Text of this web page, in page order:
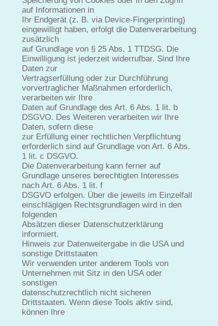
auf Informationen in
Ihr Endgerät (z. B. via Device-Fingerprinting)
eingewilligt haben, erfolgt die Datenverarbeitung
zusätzlich
auf Grundlage von § 25 Abs. 1 TTDSG. Die
Einwilligung ist jederzeit widerrufbar. Sind Ihre
Daten zur
Vertragserfüllung oder zur Durchführung
vorvertraglicher Maßnahmen erforderlich,
verarbeiten wir Ihre
Daten auf Grundlage des Art. 6 Abs. 1 lit. b
DSGVO. Des Weiteren verarbeiten wir Ihre
Daten, sofern diese
zur Erfüllung einer rechtlichen Verpflichtung
erforderlich sind auf Grundlage von Art. 6 Abs.
1 lit. c DSGVO.
Die Datenverarbeitung kann ferner auf
Grundlage unseres berechtigten Interesses
nach Art. 6 Abs. 1 lit. f
DSGVO erfolgen. Über die jeweils im Einzelfall
einschlägigen Rechtsgrundlagen wird in den
folgenden
Absätzen dieser Datenschutzerklärung
informiert.
Hinweis zur Datenweitergabe in die USA und
sonstige Drittstaaten
Wir verwenden unter anderem Tools von
Unternehmen mit Sitz in den USA oder
sonstigen
datenschutzrechtlich nicht sicheren
Drittstaaten. Wenn diese Tools aktiv sind,
können Ihre